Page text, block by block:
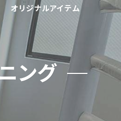
ズ
オリジナルアイテム
ング